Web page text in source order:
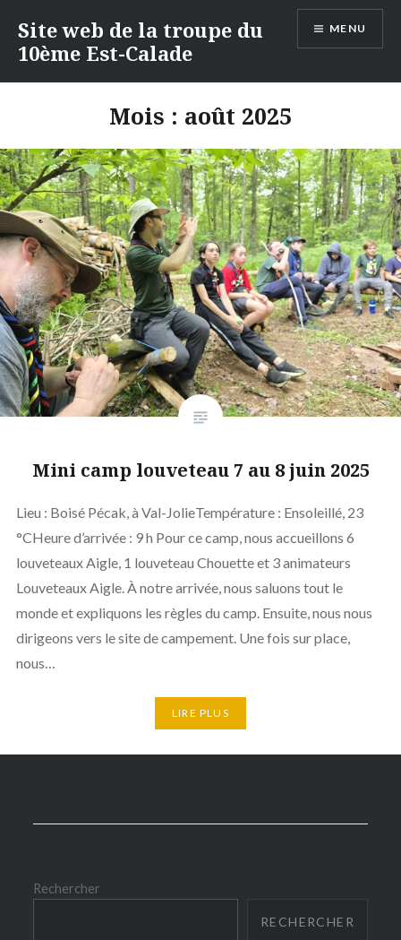
contenu
Site web de la troupe du
10ème Est-Calade
MENU
Mois : août 2025
Mini camp louveteau 7 au 8 juin 2025
Lieu : Boisé Pécak, à Val-JolieTempérature : Ensoleillé, 23
°CHeure d’arrivée : 9 h Pour ce camp, nous accueillons 6
louveteaux Aigle, 1 louveteau Chouette et 3 animateurs
Louveteaux Aigle. À notre arrivée, nous saluons tout le
monde et expliquons les règles du camp. Ensuite, nous nous
dirigeons vers le site de campement. Une fois sur place,
nous…
LIRE PLUS
Rechercher
RECHERCHER